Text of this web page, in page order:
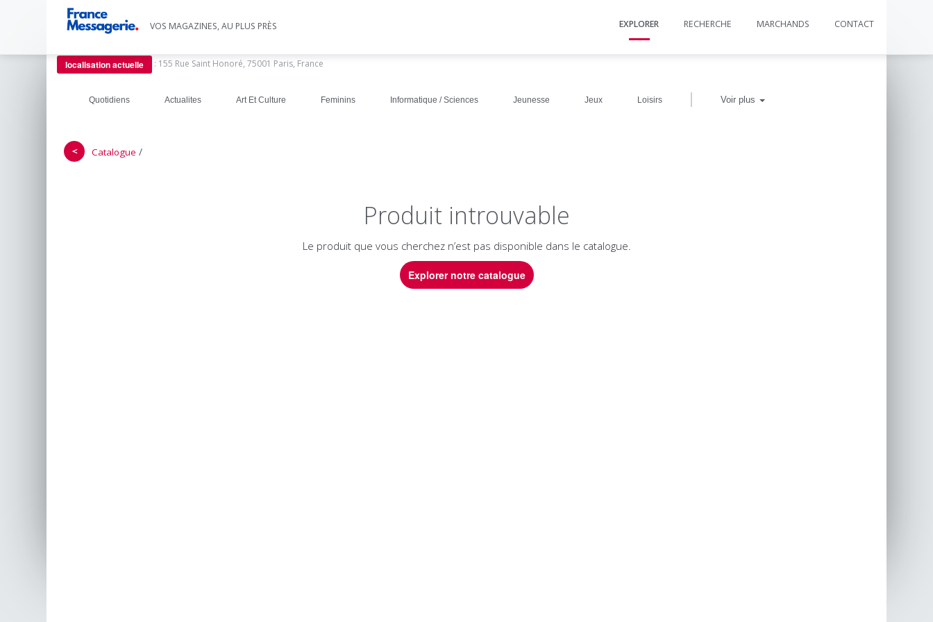
VOS MAGAZINES, AU PLUS PRÈS EXPLORER RECHERCHE MARCHANDS CONTACT
localisation actuelle : 155 Rue Saint Honoré, 75001 Paris, France
Quotidiens Actualites Art Et Culture Feminins Informatique / Sciences Jeunesse Jeux Loisirs | Voir plus
＜ Catalogue /
Produit introuvable
Le produit que vous cherchez n’est pas disponible dans le catalogue.
Explorer notre catalogue